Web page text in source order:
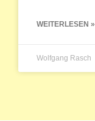
WEITERLESEN »
Wolfgang Rasch